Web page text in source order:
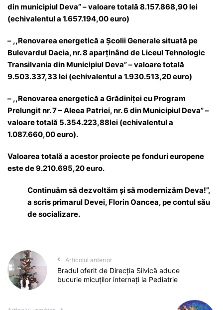
din municipiul Deva” – valoare totală 8.157.868,90 lei
(echivalentul a 1.657.194,00 euro)
– ,,Renovarea energetică a Școlii Generale situată pe
Bulevardul Dacia, nr. 8 aparținând de Liceul Tehnologic
Transilvania din Municipiul Deva” – valoare totală
9.503.337,33 lei (echivalentul a 1.930.513,20 euro)
– ,,Renovarea energetică a Grădiniței cu Program
Prelungit nr. 7 – Aleea Patriei, nr. 6 din Municipiul Deva” –
valoare totală 5.354.223,88lei (echivalentul a
1.087.660,00 euro).
Valoarea totală a acestor proiecte pe fonduri europene
este de 9.210.695,20 euro.
Continuăm să dezvoltăm şi să modernizăm Deva!”,
a scris primarul Devei, Florin Oancea, pe contul său
de socializare.
Articolul anterior
Bradul oferit de Direcția Silvică aduce
bucurie micuților internați la Pediatrie